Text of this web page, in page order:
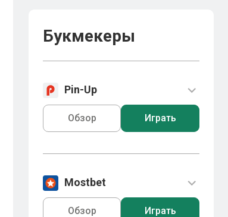
Букмекеры
Pin-Up
Обзор Играть
Mostbet
Обзор Играть